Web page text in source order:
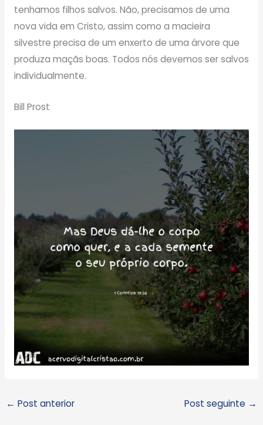
tenhamos filhos salvos. Não, precisamos de uma
nova vida em Cristo, assim como a macieira
silvestre precisa de um enxerto de uma árvore que
produza maçãs boas. Todos nós devemos ser salvos
individualmente.
Bill Prost
← Post anterior Post seguinte →